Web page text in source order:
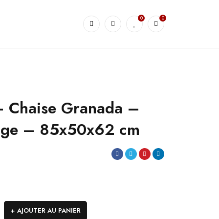
0 0
Chaise Granada –
– 85x50x62 cm
AJOUTER AU PANIER